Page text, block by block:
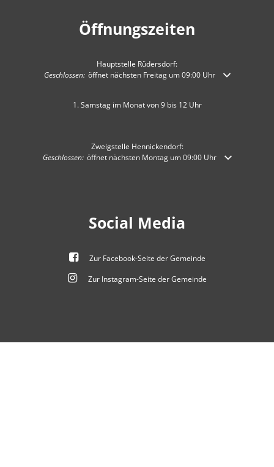
Öffnungszeiten
Hauptstelle Rüdersdorf:
Klicken, um weitere Öffnungs- oder Schließzeiten auszublenden
Geschlossen: öffnet nächsten Freitag um 09:00 Uhr
1. Samstag im Monat von 9 bis 12 Uhr
Zweigstelle Hennickendorf:
Klicken, um weitere Öffnungs- oder Schließzeiten auszublenden
Geschlossen: öffnet nächsten Montag um 09:00 Uhr
Social Media
Zur Facebook-Seite der Gemeinde
Zur Instagram-Seite der Gemeinde